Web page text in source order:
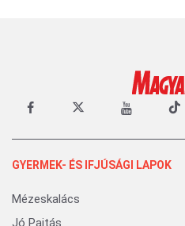
GYERMEK- ÉS IFJÚSÁGI LAPOK
Mézeskalács
Jó Pajtás